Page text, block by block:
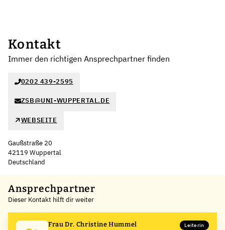
Kontakt
Immer den richtigen Ansprechpartner finden
0202 439-2595
ZSB@UNI-WUPPERTAL.DE
WEBSEITE
Gaußstraße 20
42119 Wuppertal
Deutschland
+
−
Ansprechpartner
Dieser Kontakt hilft dir weiter
Frau Dr. Christine Hummel Leiterin